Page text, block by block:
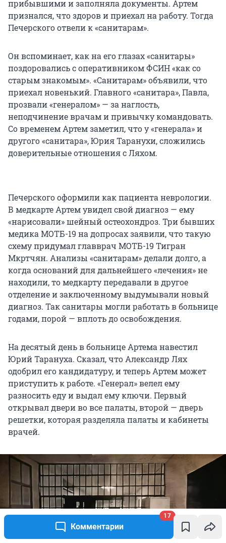
Комментарии
17
прибывшими и заполняла документы. Артем
признался, что здоров и приехал на работу. Тогда
Печерского отвели к «санитарам».
Он вспоминает, как на его глазах «санитары»
поздоровались с оперативником ФСИН «как со
старым знакомым». «Санитарам» объявили, что
приехал новенький. Главного «санитара», Павла,
прозвали «генералом» — за наглость,
неподчинение врачам и привычку командовать.
Со временем Артем заметил, что у «генерала» и
другого «санитара», Юрия Таранухи, сложились
доверительные отношения с Ляхом.
Печерского оформили как пациента неврологии.
В медкарте Артем увидел свой диагноз — ему
«нарисовали» шейный остеохондроз. Три бывших
медика МОТБ-19 на допросах заявили, что такую
схему придумал главврач МОТБ-19 Тигран
Мкртчян. Анализы «санитарам» делали долго, а
когда оснований для дальнейшего «лечения» не
находили, то медкарту передавали в другое
отделение и заключенному выдумывали новый
диагноз. Так санитары могли работать в больнице
годами, порой — вплоть до освобождения.
На десятый день в больнице Артема навестил
Юрий Тарануха. Сказал, что Александр Лях
одобрил его кандидатуру, и теперь Артем может
приступить к работе. «Генерал» велел ему
разносить еду и выдал ему ключи. Первый
открывал двери во все палаты, второй — дверь
решетки, которая разделяла палаты и кабинеты
врачей.